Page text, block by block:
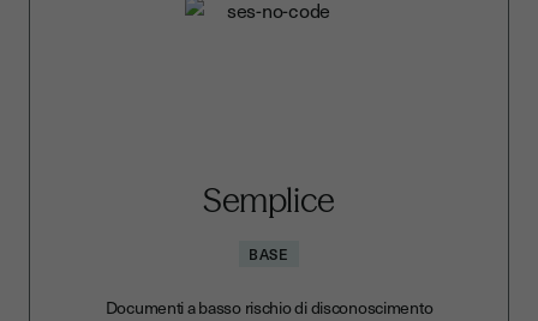
Semplice
BASE
Documenti a basso rischio di disconoscimento